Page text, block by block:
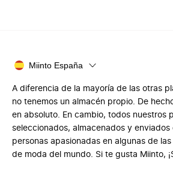
Miinto España
A diferencia de la mayoría de las otras
no tenemos un almacén propio. De
en absoluto. En cambio, todos nuestros
seleccionados, almacenados y enviados
personas apasionadas en algunas de
de moda del mundo. Si te gusta Miinto,